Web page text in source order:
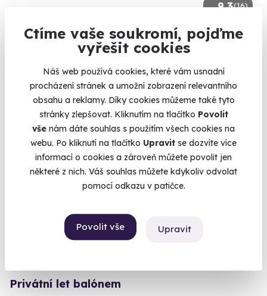
Ctíme vaše soukromí, pojďme
vyřešit cookies
Náš web používá cookies, které vám usnadní
procházení stránek a umožní zobrazení relevantního
obsahu a reklamy. Díky cookies můžeme také tyto
stránky zlepšovat. Kliknutím na tlačítko Povolit
vše nám dáte souhlas s použitím všech cookies na
webu. Po kliknutí na tlačítko Upravit se dozvíte více
informací o cookies a zároveň můžete povolit jen
některé z nich. Váš souhlas můžete kdykoliv odvolat
pomocí odkazu v patičce.
Povolit vše Upravit
9.3(16)
Tandemový seskok padákem ze 6000 m
Vyskočte z letadla až ze šesti kilometrů.
Prostějov (+ 5 dalších lokalit)
9 150 Kč
Volný termín už 14. 08. 2026
Privátní let balónem